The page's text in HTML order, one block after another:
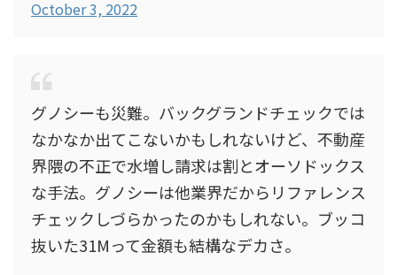
October 3, 2022
グノシーも災難。バックグランドチェックでは
なかなか出てこないかもしれないけど、不動産
界隈の不正で水増し請求は割とオーソドックス
な手法。グノシーは他業界だからリファレンス
チェックしづらかったのかもしれない。ブッコ
抜いた31Mって金額も結構なデカさ。